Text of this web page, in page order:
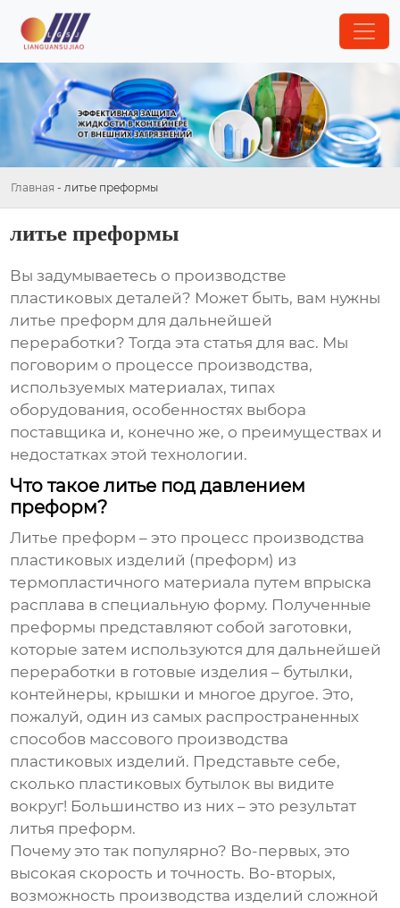
Главная - литье преформы
литье преформы
Вы задумываетесь о производстве
пластиковых деталей? Может быть, вам нужны
литье преформ для дальнейшей
переработки? Тогда эта статья для вас. Мы
поговорим о процессе производства,
используемых материалах, типах
оборудования, особенностях выбора
поставщика и, конечно же, о преимуществах и
недостатках этой технологии.
Что такое литье под давлением
преформ?
Литье преформ – это процесс производства
пластиковых изделий (преформ) из
термопластичного материала путем впрыска
расплава в специальную форму. Полученные
преформы представляют собой заготовки,
которые затем используются для дальнейшей
переработки в готовые изделия – бутылки,
контейнеры, крышки и многое другое. Это,
пожалуй, один из самых распространенных
способов массового производства
пластиковых изделий. Представьте себе,
сколько пластиковых бутылок вы видите
вокруг! Большинство из них – это результат
литья преформ.
Почему это так популярно? Во-первых, это
высокая скорость и точность. Во-вторых,
возможность производства изделий сложной